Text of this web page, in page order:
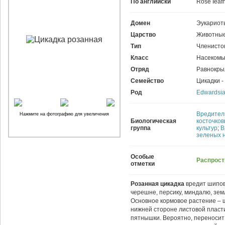
По английски Rose
Домен
Царство
Тип
Класс
Отряд
Семейство
Цикадки -
Род
Биологическая
группа
культур;
зеленых
Особые
отметки
Розанная цикадка вредит
черешне, персику, миндалю,
Основное кормовое растение –
нижней стороне листовой
пятнышки. Вероятно,
Нажмите на фотографию для увеличения